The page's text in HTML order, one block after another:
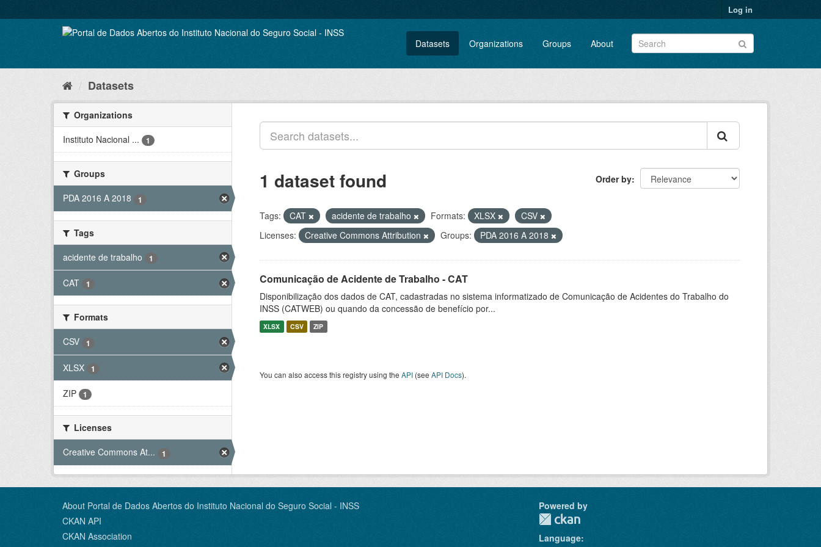
to
Log in
Datasets Organizations Groups About
Datasets
Organizations
Instituto Nacional ...
1
Groups
PDA 2016 A 2018
1
Tags
acidente de trabalho
1
CAT 1
Formats
CSV
1
XLSX 1
ZIP 1
Licenses
Creative Commons At...
1
Order by
1 dataset found
Tags: CAT acidente de trabalho Formats: XLSX
CSV
Licenses:
Creative Commons Attribution Groups: PDA 2016 A 2018
Comunicação de Acidente de Trabalho - CAT
Disponibilização dos dados de CAT, cadastradas no sistema informatizado de Comunicação de Acidentes do Trabalho do
INSS (CATWEB) ou quando da concessão de benefício por...
XLSX CSV ZIP
You can also access this registry using the API (see API Docs).
About Portal de Dados Abertos do Instituto Nacional do Seguro Social - INSS
CKAN API
CKAN Association
Powered by
Language